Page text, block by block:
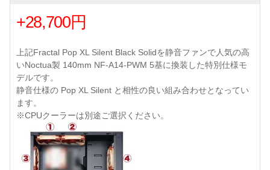
+28,700円
上記Fractal Pop XL Silent Black Solidを静音ファンで人気の高
いNoctua製 140mm NF-A14-PWM 5基に換装した特別仕様モ
デルです。
静音仕様の Pop XL Silent と相性の良い組み合わせとなってい
ます。
※CPUクーラーは別途ご選択ください。